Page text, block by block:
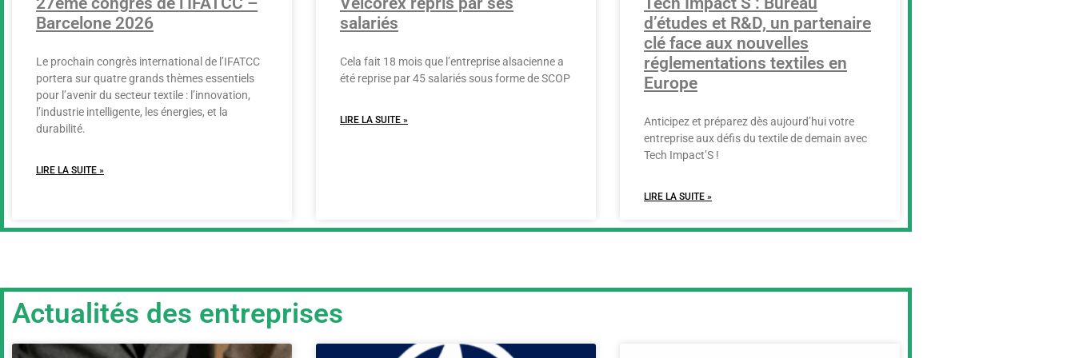
Barcelone 2026
Le prochain congrès international de l’IFATCC
portera sur quatre grands thèmes essentiels
pour l’avenir du secteur textile : l’innovation,
l’industrie intelligente, les énergies, et la
durabilité.
LIRE LA SUITE »
salariés
Cela fait 18 mois que l’entreprise alsacienne a
été reprise par 45 salariés sous forme de SCOP
LIRE LA SUITE »
d’études et R&D, un partenaire
clé face aux nouvelles
réglementations textiles en
Europe
Anticipez et préparez dès aujourd’hui votre
entreprise aux défis du textile de demain avec
Tech Impact’S !
LIRE LA SUITE »
Actualités des entreprises